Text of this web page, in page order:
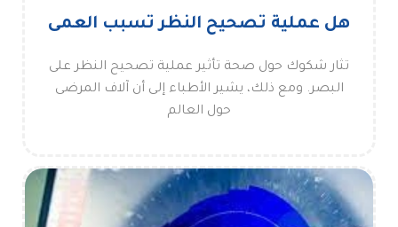
هل عملية تصحيح النظر تسبب العمى
تثار شكوك حول صحة تأثير عملية تصحيح النظر على
البصر. ومع ذلك، يشير الأطباء إلى أن آلاف المرضى
حول العالم